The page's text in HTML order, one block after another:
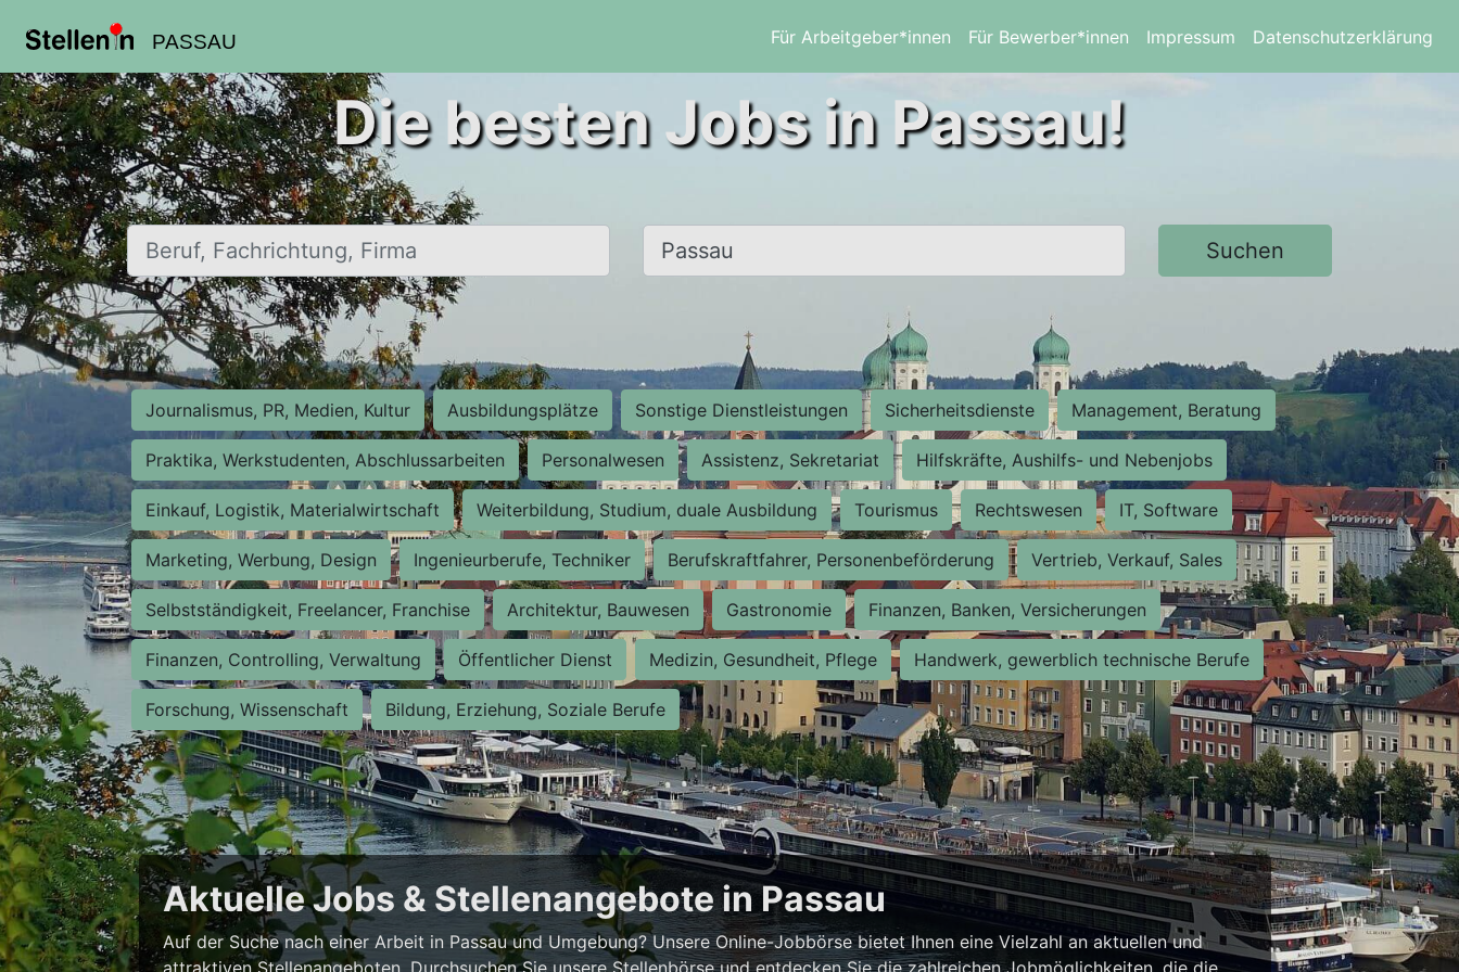
PASSAU Für Arbeitgeber*innen Für Bewerber*innen Impressum Datenschutzerklärung
Die besten Jobs in Passau!
Beruf, Fachrichtung, Firma Ort, Stadt Suchen
Journalismus, PR, Medien, Kultur Ausbildungsplätze Sonstige Dienstleistungen Sicherheitsdienste Management, Beratung
Praktika, Werkstudenten, Abschlussarbeiten Personalwesen Assistenz, Sekretariat Hilfskräfte, Aushilfs- und Nebenjobs
Einkauf, Logistik, Materialwirtschaft Weiterbildung, Studium, duale Ausbildung Tourismus Rechtswesen IT, Software
Marketing, Werbung, Design Ingenieurberufe, Techniker Berufskraftfahrer, Personenbeförderung Vertrieb, Verkauf, Sales
Selbstständigkeit, Freelancer, Franchise Architektur, Bauwesen Gastronomie Finanzen, Banken, Versicherungen
Finanzen, Controlling, Verwaltung Öffentlicher Dienst Medizin, Gesundheit, Pflege Handwerk, gewerblich technische Berufe
Forschung, Wissenschaft Bildung, Erziehung, Soziale Berufe
Aktuelle Jobs & Stellenangebote in Passau
Auf der Suche nach einer Arbeit in Passau und Umgebung? Unsere Online-Jobbörse bietet Ihnen eine Vielzahl an aktuellen und